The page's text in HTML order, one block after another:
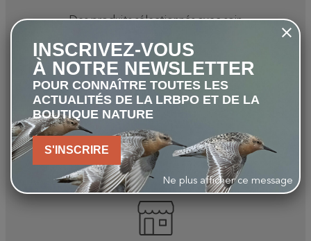
Des produits sélectionnés avec soin
LIVRAISON OFFERTE
Dès 80 €* (en Belgique)
* pour les commandes inférieures à 30kg
INSCRIVEZ-VOUS
À NOTRE NEWSLETTER
POUR CONNAÎTRE TOUTES LES
ACTUALITÉS DE LA LRBPO ET DE LA
BOUTIQUE NATURE
S'INSCRIRE
Ne plus afficher ce message